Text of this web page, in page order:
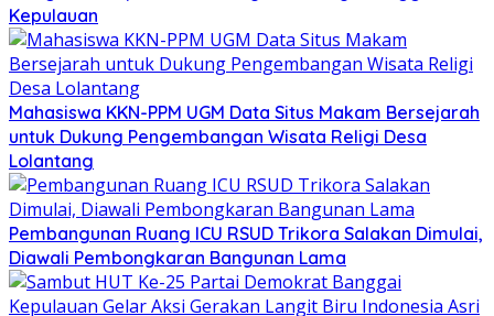
Kepulauan
Mahasiswa KKN-PPM UGM Data Situs Makam Bersejarah
untuk Dukung Pengembangan Wisata Religi Desa
Lolantang
Pembangunan Ruang ICU RSUD Trikora Salakan Dimulai,
Diawali Pembongkaran Bangunan Lama